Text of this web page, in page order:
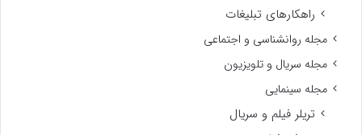
راهکارهای تبلیغات
مجله روانشناسی و اجتماعی
مجله سریال و تلویزیون
مجله سینمایی
تریلر فیلم و سریال